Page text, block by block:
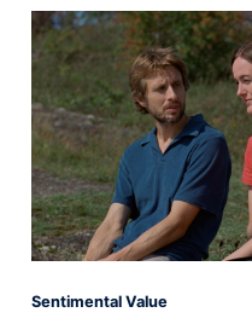
Sentimental Value